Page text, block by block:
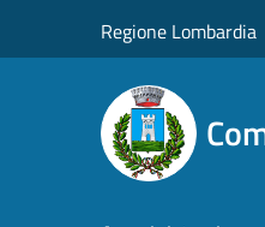
Regione Lombardia